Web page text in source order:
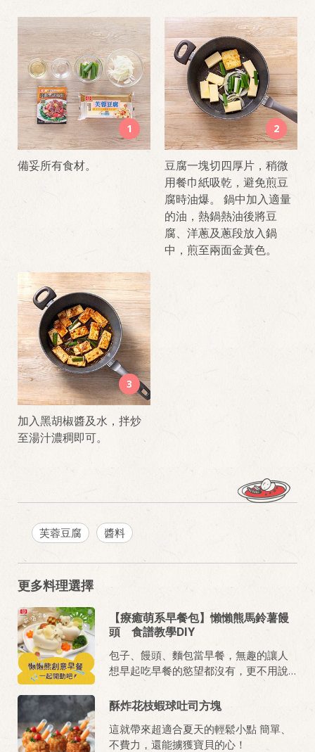
1
備妥所有食材。
2
豆腐一塊切四厚片，稍微
用餐巾紙吸乾，避免煎豆
腐時油爆。 鍋中加入適量
的油，熱鍋熱油後將豆
腐、洋蔥及蔥段放入鍋
中，煎至兩面金黃色。
3
加入黑胡椒醬及水，拌炒
至湯汁濃稠即可。
芙蓉豆腐 醬料
更多料理選擇
【療癒萌系早餐包】懶懶熊馬鈴薯饅
頭 食譜教學DIY
包子、饅頭、麵包當早餐，無趣的讓人
想早起吃早餐的慾望都沒有，更不用說
容易賴床的小寶貝們了！馬麻們必學創
意手作早餐《懶懶熊馬鈴薯饅頭》，讓
孩子有期待感，再也不賴床。
酥炸花枝蝦球吐司方塊
這就帶來超適合夏天的輕鬆小點 簡單、
不費力，還能擄獲寶貝的心！